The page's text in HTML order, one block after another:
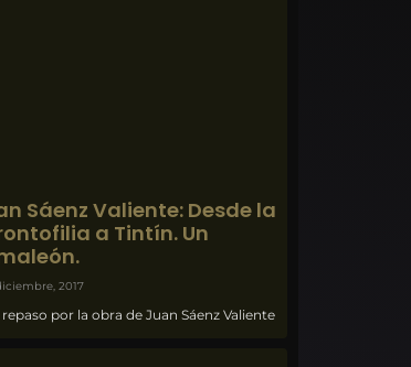
Sáenz Valiente: Desde la
a Tintín. Un
2017
por la obra de Juan Sáenz Valiente